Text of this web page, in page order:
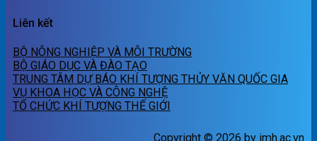
Liên kết
BỘ NÔNG NGHIỆP VÀ MÔI TRƯỜNG
BỘ GIÁO DỤC VÀ ĐÀO TẠO
TRUNG TÂM DỰ BÁO KHÍ TƯỢNG THỦY VĂN QUỐC GIA
VỤ KHOA HỌC VÀ CÔNG NGHỆ
TỔ CHỨC KHÍ TƯỢNG THẾ GIỚI
Copyright © 2026 by imh.ac.vn